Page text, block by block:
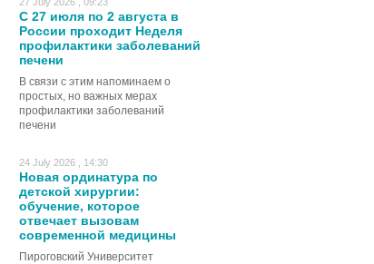
С 27 июля по 2 августа в
России проходит Неделя
профилактики заболеваний
печени
В связи с этим напоминаем о
простых, но важных мерах
профилактики заболеваний
печени
24 July 2026 , 14:30
Новая ординатура по
детской хирургии:
обучение, которое
отвечает вызовам
современной медицины
Пироговский Университет